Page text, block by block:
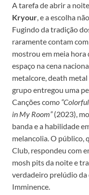
A tarefa de abrir a
Kryour, e a escolha
Fugindo da tradição
raramente contam
mostrou em meia hora
espaço na cena
metalcore, death
grupo entregou uma
Canções como
in My Room”(2023),
banda e a habilidade
melancolia. O público,
Club, respondeu com
mosh pits da noite e
verdadeiro prelúdio da
Imminence.